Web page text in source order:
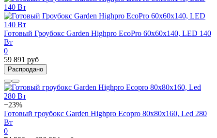
Готовый Гроубокс Garden Highpro EcoPro 60х60x140, LED 140
Вт
0
59 891 руб
Распродано
−23%
Готовый гроубокс Garden Highpro Ecopro 80х80x160, Led 280
Вт
0